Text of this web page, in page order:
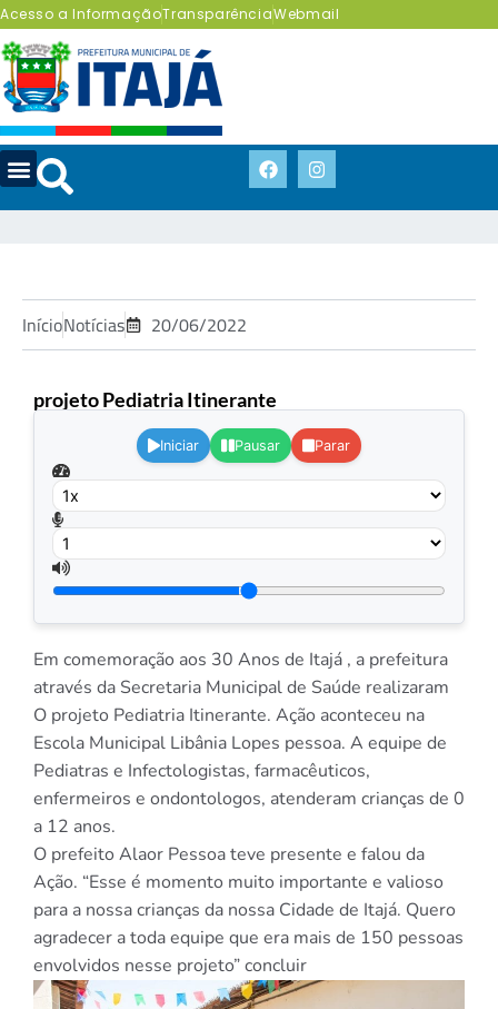
Acesso a InformaçãoTransparênciaWebmail
InícioNotícias 20/06/2022
projeto Pediatria Itinerante
Iniciar Pausar Parar
Em comemoração aos 30 Anos de Itajá , a prefeitura
através da Secretaria Municipal de Saúde realizaram
O projeto Pediatria Itinerante. Ação aconteceu na
Escola Municipal Libânia Lopes pessoa. A equipe de
Pediatras e Infectologistas, farmacêuticos,
enfermeiros e ondontologos, atenderam crianças de 0
a 12 anos.
O prefeito Alaor Pessoa teve presente e falou da
Ação. “Esse é momento muito importante e valioso
para a nossa crianças da nossa Cidade de Itajá. Quero
agradecer a toda equipe que era mais de 150 pessoas
envolvidos nesse projeto” concluir